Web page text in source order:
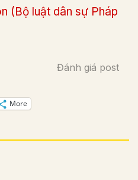
(Bộ luật dân sự Pháp
Đánh giá post
More